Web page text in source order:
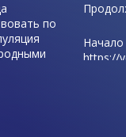
по
Начало
https://